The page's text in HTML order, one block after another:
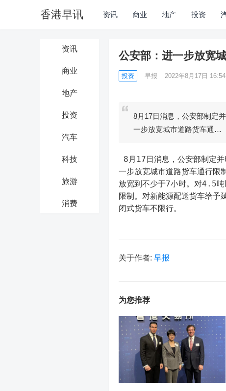
香港早讯 资讯 商业 地产 投资
资讯
商业
地产
投资
汽车
科技
旅游
消费
公安部：进一步放宽
投资 早报 2022年8月17日 16:54
8月17日消息，公安部制定
一步放宽城市道路货车通…
一步放宽城市道路货车通行限
放宽到不少于7小时。对4.5吨
限制。对新能源配送货车给予
闭式货车不限行。
关于作者: 早报
为您推荐